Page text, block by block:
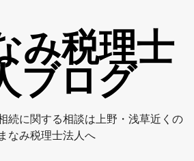
み税理士
ブログ
続に関する相談は上野・浅草近くの
なみ税理士法人へ